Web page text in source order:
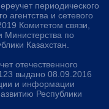
периодического
агентства и сетевого
Комитетом связи,
по
Казахстан.
отечественного
выдано 08.09.2016
и информации
Республики